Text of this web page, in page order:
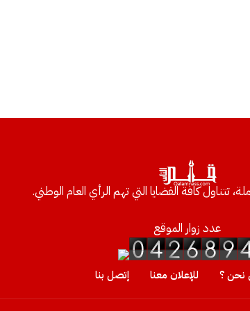
تتناول كافة القضايا التي تهم الرأي العام الوطني.
عدد زوار الموقع
نحن ؟ للإعلان معنا إتصل بنا